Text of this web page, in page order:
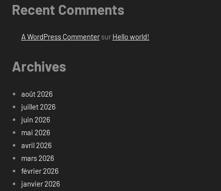
Recent Comments
A WordPress Commentersur Hello world!
Archives
août 2026
juillet 2026
juin 2026
mai 2026
avril 2026
mars 2026
février 2026
janvier 2026